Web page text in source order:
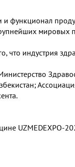
и функционал
мировых
что индустрия